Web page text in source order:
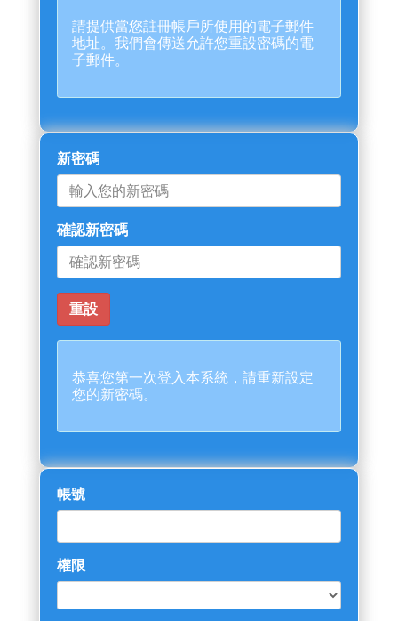
請提供當您註冊帳戶所使用的電子郵件
地址。我們會傳送允許您重設密碼的電
子郵件。
新密碼
確認新密碼
恭喜您第一次登入本系統，請重新設定
您的新密碼。
帳號
權限